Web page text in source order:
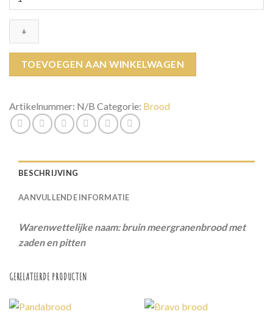
aantal
TOEVOEGEN AAN WINKELWAGEN
Artikelnummer: N/B Categorie: Brood
BESCHRIJVING
AANVULLENDE INFORMATIE
Warenwettelijke naam: bruin meergranenbrood met
zaden en pitten
GERELATEERDE PRODUCTEN